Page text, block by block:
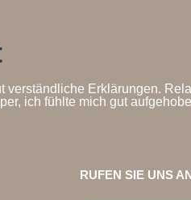
Erklärungen.
ich fühlte mich gut
RUFEN SIE UNS